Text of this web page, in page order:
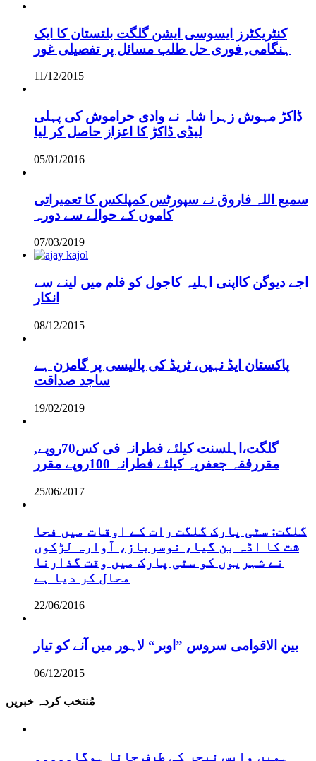
کنٹریکٹرز ایسوسی ایشن گلگت بلتستان کا ایک
ہنگامی, فوری حل طلب مسائل پر تفصیلی غور
11/12/2015
ڈاکڑ مہوش زہرا شاہ نے وادی حراموش کی پہلی
لیڈی ڈاکڑ کا اعزاز حاصل کر لیا
05/01/2016
سمیع اللہ فاروق نے سپورٹس کمپلکس کا تعمیراتی
کاموں کے حوالے سے دورہ
07/03/2019
اجے دیوگن کااپنی اہلیہ کاجول کو فلم میں لینے سے
انکار
08/12/2015
پاکستان ایڈ نہیں، ٹریڈ کی پالیسی پر گامزن ہے
ساجد صداقت
19/02/2019
,گلگت،اہلسنت کیلئے فطرانہ فی کس70روپے
مقررفقہ جعفریہ کیلئے فطرانہ 100روپے مقرر
25/06/2017
گلگت: سٹی پارک گلگت رات کے اوقات میں فحا
شت کا اڈہ بن گیا، نوسرباز، آوارہ لڑکوں
نے شہریوں کو سٹی پارک میں وقت گذارنا
محال کر دیا ہے
22/06/2016
بین الاقوامی سروس ”اوبر“ لاہور میں آنے کو تیار
06/12/2015
مُنتخب کردہ خبریں
ہمیں واپس نیچر کی طرف جانا ہوگا۔۔۔۔۔